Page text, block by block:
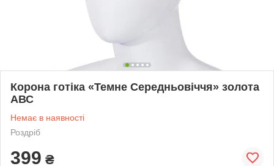
Корона готіка «Темне Середньовіччя» золота
АВС
Немає в наявності
Роздріб
399 ₴